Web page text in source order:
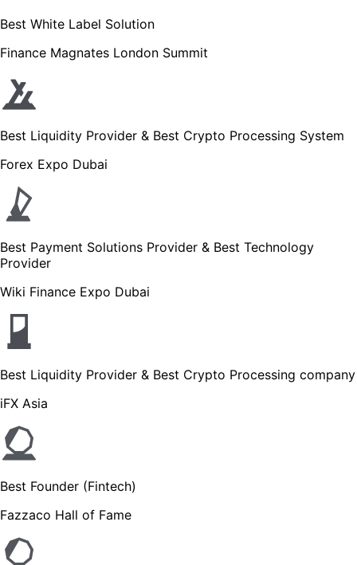
Best White Label Solution
Finance Magnates London Summit
Best Liquidity Provider & Best Crypto Processing System
Forex Expo Dubai
Best Payment Solutions Provider & Best Technology
Provider
Wiki Finance Expo Dubai
Best Liquidity Provider & Best Crypto Processing company
iFX Asia
Best Founder (Fintech)
Fazzaco Hall of Fame